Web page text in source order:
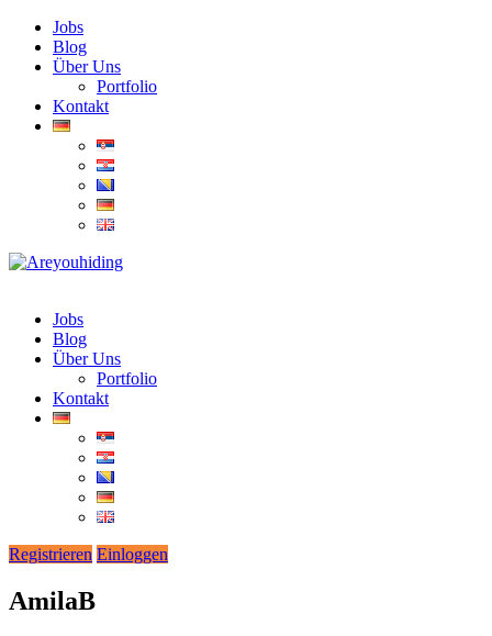
Jobs
Blog
Über Uns
Portfolio
Kontakt
Jobs
Blog
Über Uns
Portfolio
Kontakt
Registrieren Einloggen
AmilaB